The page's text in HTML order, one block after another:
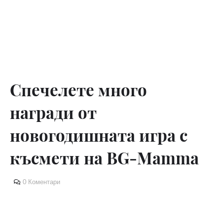
Спечелете много
награди от
новогодишната игра с
късмети на BG-Mamma
0 Коментари